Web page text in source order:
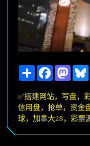
Share Facebook
✅搭建网站，写盘，
信用盘，抢单，资金
球，加拿大28，彩票